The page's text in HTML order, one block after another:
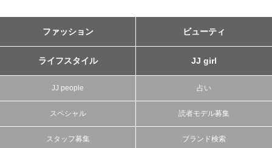
ファッション ビューティ
ライフスタイル JJ girl
JJ people 占い
スペシャル 読者モデル募集
スタッフ募集 ブランド検索